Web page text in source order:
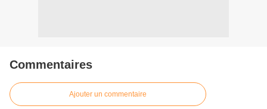
Commentaires
Ajouter un commentaire